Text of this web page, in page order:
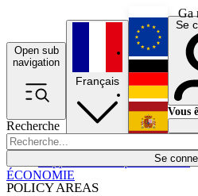
Ga
Open sub
navigation
Recherche
Se
POLICY AREAS
Économie
Français
Se
Vous
ÉCONOMIE